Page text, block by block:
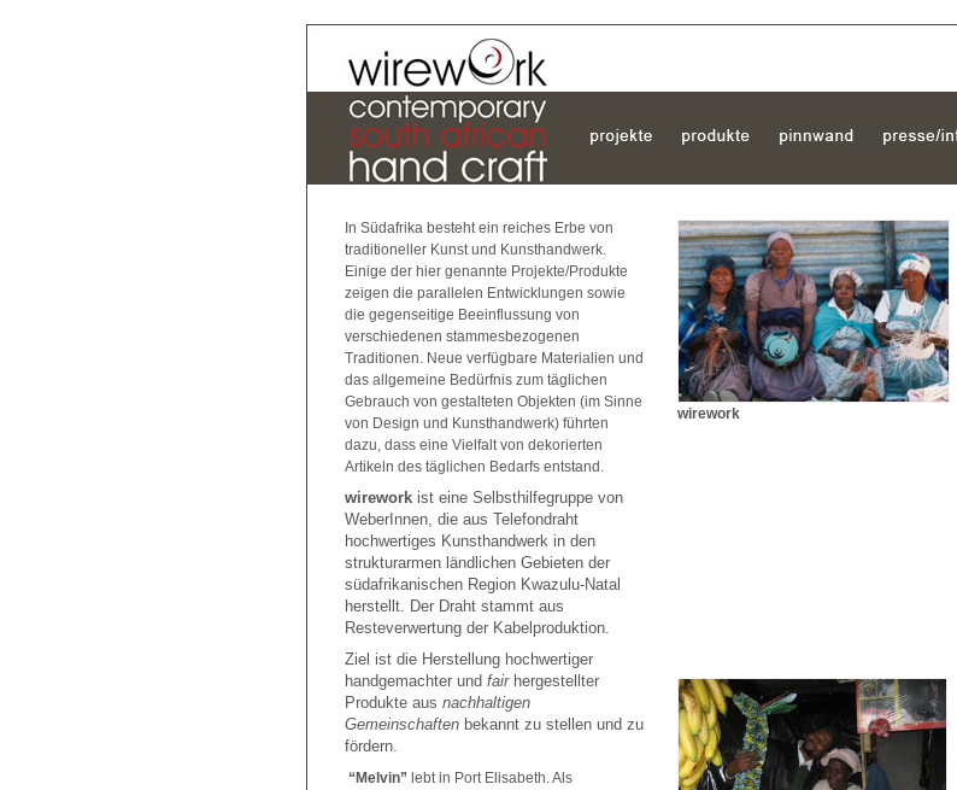
In Südafrika besteht ein reiches Erbe von
traditioneller Kunst und Kunsthandwerk.
Einige der hier genannte Projekte/Produkte
zeigen die parallelen Entwicklungen sowie
die gegenseitige Beeinflussung von
verschiedenen stammesbezogenen
Traditionen. Neue verfügbare Materialien und
das allgemeine Bedürfnis zum täglichen
Gebrauch von gestalteten Objekten (im Sinne
von Design und Kunsthandwerk) führten
dazu, dass eine Vielfalt von dekorierten
Artikeln des täglichen Bedarfs entstand.
wirework ist eine Selbsthilfegruppe von
WeberInnen, die aus Telefondraht
hochwertiges Kunsthandwerk in den
strukturarmen ländlichen Gebieten der
südafrikanischen Region Kwazulu-Natal
herstellt. Der Draht stammt aus
Resteverwertung der Kabelproduktion.
Ziel ist die Herstellung hochwertiger
handgemachter und fairhergestellter
Produkte aus nachhaltigen
Gemeinschaften bekannt zu stellen und zu
fördern.
“Melvin” lebt in Port Elisabeth. Als
wirework